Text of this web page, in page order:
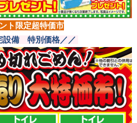
ト限定超特価市
設備 特別価格／／